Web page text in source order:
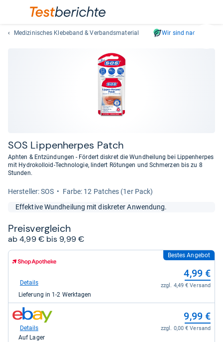
und
lassen
Medizinisches Klebeband & Verbandsmaterial Wir sind nachhaltig
SOS Lip­pen­her­pes Patch
Aphten & Entzündungen - Fördert diskret die Wundheilung bei Lippenherpes
mit Hydrokolloid-Technologie, lindert Rötungen und Schmerzen bis zu 8
Stunden.
Her­stel­ler: SOS
Farbe: 12 Patches (1er Pack)
Effektive Wundheilung mit diskreter Anwendung.
Preis­ver­gleich
ab 4,99 € bis 9,99 €
zum
Shop:
Shop
DE
4,99
kaufen.
Bestes Angebot
4,99 €
zzgl. 4,49 € Versand
Details
Lieferung in 1-2 Werktagen
zum
Shop:
eBay
9,99 €
zzgl. 0,00 € Versand
Details
Auf Lager